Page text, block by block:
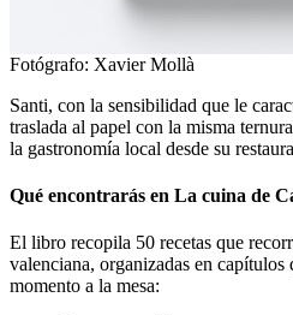
Fotógrafo: Xavier Mollà
Santi, con la sensibilidad que le
traslada al papel con la misma
la gastronomía local desde su
Qué encontrarás en La cuina de
El libro recopila 50 recetas que
valenciana, organizadas en
momento a la mesa: